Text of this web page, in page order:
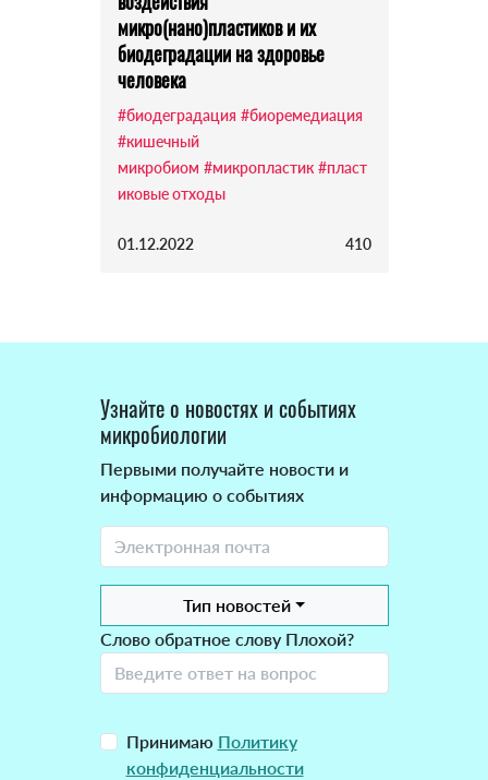
микро(нано)пластиков и их
биодеградации на здоровье
человека
#биодеградация #биоремедиация
#кишечный
микробиом #микропластик #пласт
иковые отходы
01.12.2022 410
Узнайте о новостях и событиях
микробиологии
Первыми получайте новости и
информацию о событиях
Тип новостей
Слово обратное слову Плохой?
Принимаю Политику
конфиденциальности